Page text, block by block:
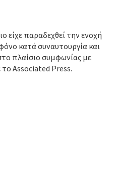
είχε παραδεχθεί την ενοχή
κατά συναυτουργία και
πλαίσιο συμφωνίας με
το Associated Press.